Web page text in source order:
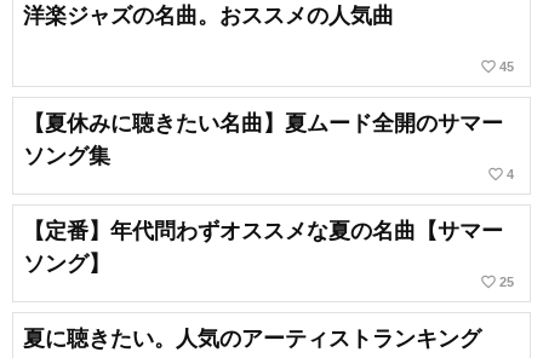
洋楽ジャズの名曲。おススメの人気曲
favorite_border 45
【夏休みに聴きたい名曲】夏ムード全開のサマー
ソング集
favorite_border 4
【定番】年代問わずオススメな夏の名曲【サマー
ソング】
favorite_border 25
夏に聴きたい。人気のアーティストランキング